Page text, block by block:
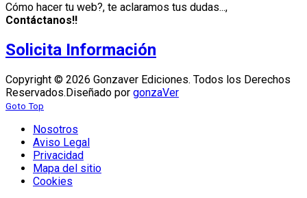
Cómo hacer tu web?, te aclaramos tus dudas...,
Contáctanos!!
Solicita Información
Copyright © 2026 Gonzaver Ediciones. Todos los Derechos
Reservados.Diseñado por gonzaVer
Goto Top
Nosotros
Aviso Legal
Privacidad
Mapa del sitio
Cookies